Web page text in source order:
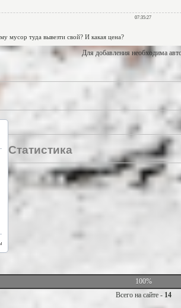
Для добавления необходима
Статистика
100%
Всего на сайте - 14